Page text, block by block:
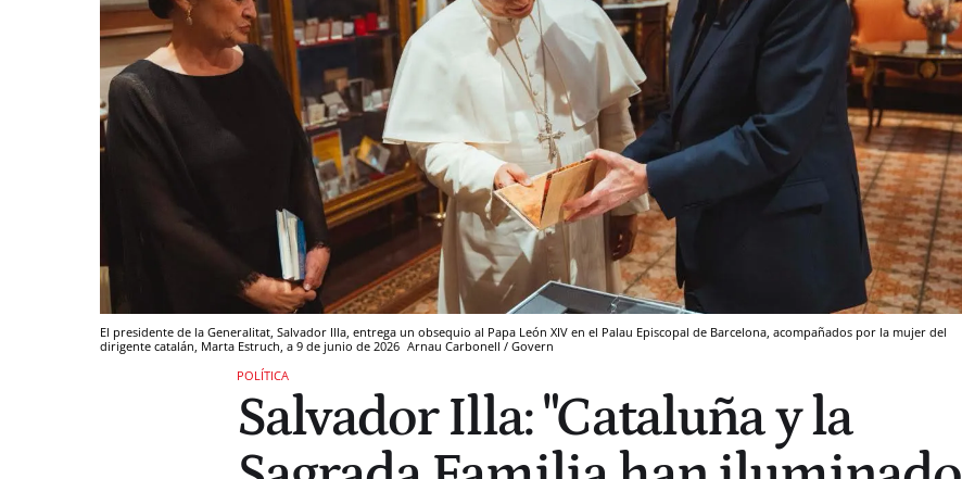
El presidente de la Generalitat, Salvador Illa, entrega un obsequio al Papa León XIV en el Palau Episcopal de Barcelona, acompañados por la mujer del
dirigente catalán, Marta Estruch, a 9 de junio de 2026 Arnau Carbonell / Govern
POLÍTICA
Salvador Illa: "Cataluña y la